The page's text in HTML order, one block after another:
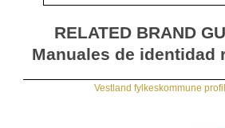
RELATED BRAND
Manuales de identidad
Vestland fylkeskommune